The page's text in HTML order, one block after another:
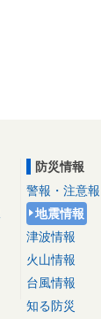
防災情報
警報・注意報
地震情報
津波情報
火山情報
台風情報
知る防災